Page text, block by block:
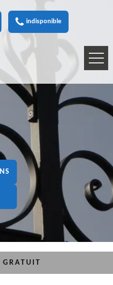
indisponible